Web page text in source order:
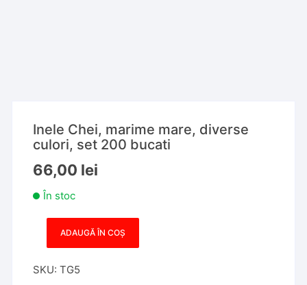
Inele Chei, marime mare, diverse
culori, set 200 bucati
66,00 lei
În stoc
Cantitate
Chei,
ADAUGĂ ÎN COȘ
SKU:TG5